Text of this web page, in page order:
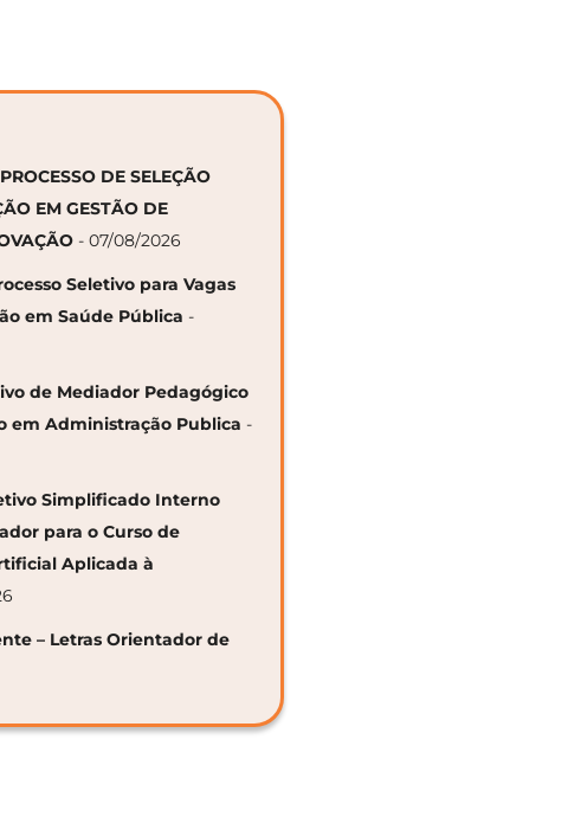
DE SELEÇÃO
EM GESTÃO DE
- 07/08/2026
Seletivo para Vagas
em Saúde Pública -
de Mediador Pedagógico
em Administração Publica -
Simplificado Interno
para o Curso de
Aplicada à
– Letras Orientador de